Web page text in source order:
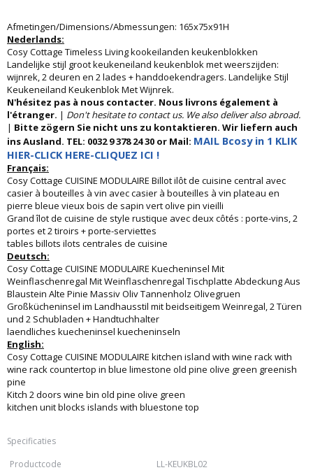
Afmetingen/Dimensions/Abmessungen: 165x75x91H
Nederlands:
Cosy Cottage Timeless Living kookeilanden keukenblokken
Landelijke stijl groot keukeneiland keukenblok met weerszijden:
wijnrek, 2 deuren en 2 lades + handdoekendragers. Landelijke Stijl
Keukeneiland Keukenblok Met Wijnrek.
N'hésitez pas à nous contacter. Nous livrons également à
l'étranger. | Don't hesitate to contact us. We also deliver also abroad.
| Bitte zögern Sie nicht uns zu kontaktieren. Wir liefern auch
ins Ausland. TEL: 0032 9 378 24 30 or Mail: MAIL Bcosy in 1 KLIK
HIER-CLICK HERE-CLIQUEZ ICI !
Français:
Cosy Cottage CUISINE MODULAIRE Billot ilôt de cuisine central avec
casier à bouteilles à vin avec casier à bouteilles à vin plateau en
pierre bleue vieux bois de sapin vert olive pin vieilli
Grand îlot de cuisine de style rustique avec deux côtés : porte-vins, 2
portes et 2 tiroirs + porte-serviettes
tables billots ilots centrales de cuisine
Deutsch:
Cosy Cottage CUISINE MODULAIRE Kuecheninsel Mit
Weinflaschenregal Mit Weinflaschenregal Tischplatte Abdeckung Aus
Blaustein Alte Pinie Massiv Oliv Tannenholz Olivegruen
Großkücheninsel im Landhausstil mit beidseitigem Weinregal, 2 Türen
und 2 Schubladen + Handtuchhalter
laendliches kuecheninsel kuecheninseln
English:
Cosy Cottage CUISINE MODULAIRE kitchen island with wine rack with
wine rack countertop in blue limestone old pine olive green greenish
pine
Kitch 2 doors wine bin old pine olive green
kitchen unit blocks islands with bluestone top
Specificaties
Productcode
LL-KEUKBL02